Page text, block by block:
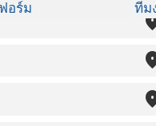
อร์ม
ทีม